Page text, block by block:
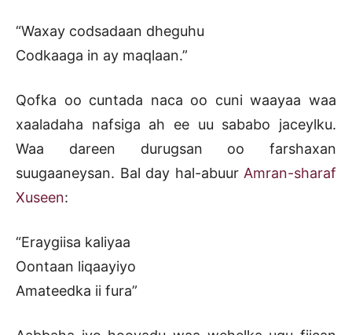
“Waxay codsadaan dheguhu
Codkaaga in ay maqlaan.”
Qofka oo cuntada naca oo cuni waayaa waa
xaaladaha nafsiga ah ee uu sababo jaceylku.
Waa dareen durugsan oo farshaxan
suugaaneysan. Bal day hal-abuur Amran-sharaf
Xuseen:
“Eraygiisa kaliyaa
Oontaan liqaayiyo
Amateedka ii fura”